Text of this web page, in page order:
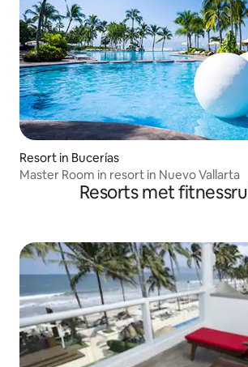
Resort in Bucerías
Master Room in resort in Nuevo Vallarta
Resorts met